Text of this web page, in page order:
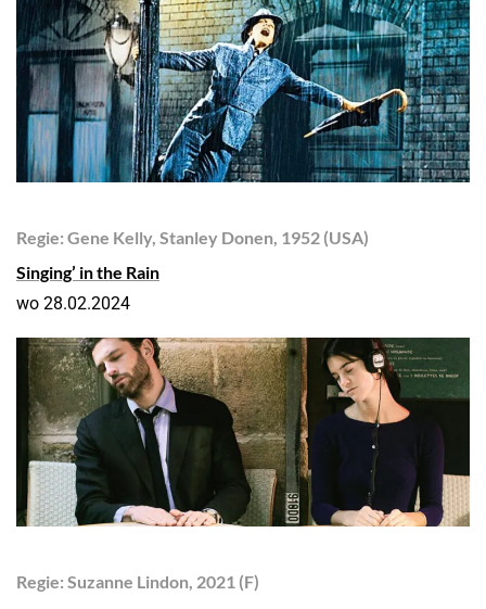
Regie: Gene Kelly, Stanley Donen, 1952 (USA)
Singing’ in the Rain
wo 28.02.2024
Regie: Suzanne Lindon, 2021 (F)